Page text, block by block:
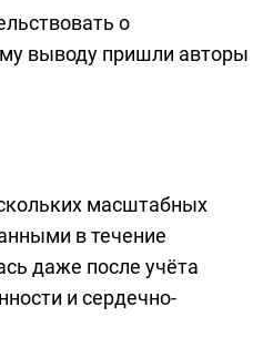
о
выводу пришли авторы
масштабных
в течение
даже после учёта
и сердечно-